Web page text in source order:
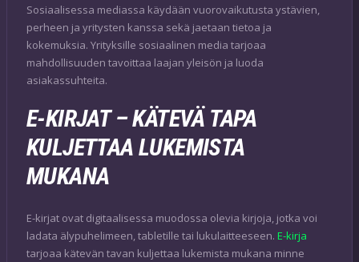
Sosiaalisessa mediassa käydään vuorovaikutusta ystävien,
perheen ja yritysten kanssa sekä jaetaan tietoa ja
kokemuksia. Yrityksille sosiaalinen media tarjoaa
mahdollisuuden tavoittaa laajan yleisön ja luoda
asiakassuhteita.
E-KIRJAT – KÄTEVÄ TAPA
KULJETTAA LUKEMISTA
MUKANA
E-kirjat ovat digitaalisessa muodossa olevia kirjoja, jotka voi
ladata älypuhelimeen, tabletille tai lukulaitteeseen. E-kirja
tarjoaa kätevän tavan kuljettaa lukemista mukana minne